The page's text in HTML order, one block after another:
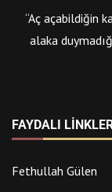
“Aç açabildiğin
alaka
FAYDALI
Fethullah Gülen